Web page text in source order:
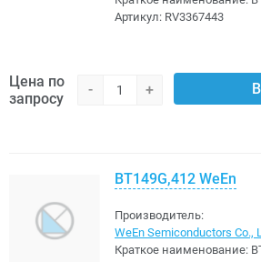
Артикул: RV3367443
Цена по
запросу
- +
BT149G,412 WeEn
Производитель:
WeEn Semiconductors Co.,
Краткое наименование: